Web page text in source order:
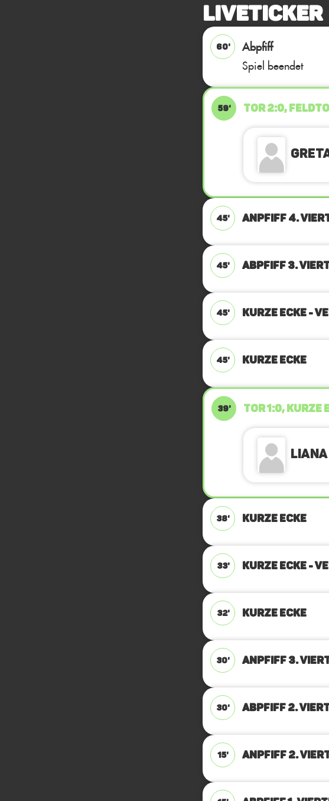
Liveticker
60'
Abpfiff
Spiel beendet
59' TOR 2:0,
45' ANPFIFF 4.
45' ABPFIFF 3.
45' KURZE ECKE -
45' KURZE ECKE
39' TOR 1:0, KURZE
Liana
38' KURZE ECKE
33' KURZE ECKE -
32' KURZE ECKE
30' ANPFIFF 3.
30' ABPFIFF 2.
15' ANPFIFF 2.